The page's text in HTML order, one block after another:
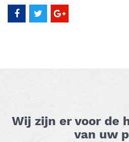
Wij zijn er voor de
van uw